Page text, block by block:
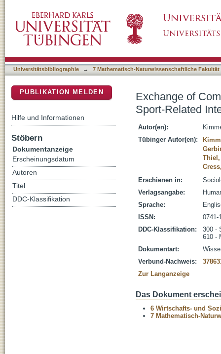
Universitätsbibliographie → 7 Mathematisch-Naturwissenschaftliche Fakultät
Exchange of
Sport-Related
Autor(en):
Tübinger Autor(en):
Erschienen in:
Verlagsangabe:
Sprache:
ISSN:
0741-
DDC-Klassifikation:
300 -
610 -
Dokumentart:
Verbund-Nachweis:
Zur Langanzeige
Das Dokument
6 Wirtschafts- und
7 Mathematisch-
PUBLIKATION MELDEN
Hilfe und Informationen
Stöbern
Dokumentanzeige
Erscheinungsdatum
Autoren
Titel
DDC-Klassifikation